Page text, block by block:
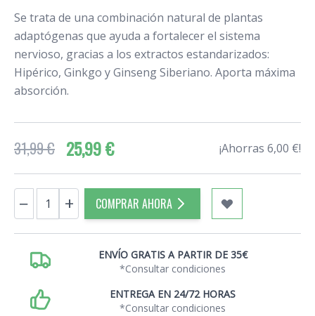
Se trata de una combinación natural de plantas
adaptógenas que ayuda a fortalecer el sistema
nervioso, gracias a los extractos estandarizados:
Hipérico, Ginkgo y Ginseng Siberiano. Aporta máxima
absorción.
31,99 € 25,99 € ¡Ahorras 6,00 €!
Cantidad
− + COMPRAR AHORA
ENVÍO GRATIS A PARTIR DE 35€
*Consultar condiciones
ENTREGA EN 24/72 HORAS
*Consultar condiciones